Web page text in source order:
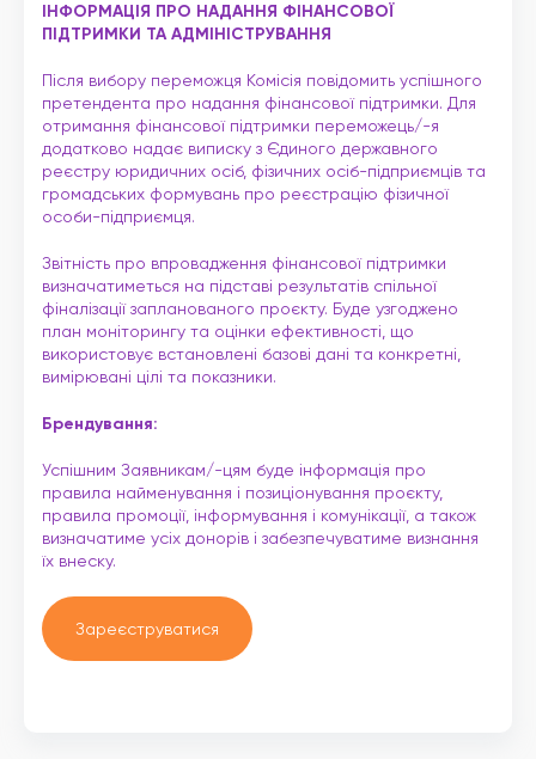
ІНФОРМАЦІЯ ПРО НАДАННЯ ФІНАНСОВОЇ
ПІДТРИМКИ ТА АДМІНІСТРУВАННЯ
Після вибору переможця Комісія повідомить успішного
претендента про надання фінансової підтримки. Для
отримання фінансової підтримки переможець/-я
додатково надає виписку з Єдиного державного
реєстру юридичних осіб, фізичних осіб-підприємців та
громадських формувань про реєстрацію фізичної
особи-підприємця.
Звітність про впровадження фінансової підтримки
визначатиметься на підставі результатів спільної
фіналізації запланованого проєкту. Буде узгоджено
план моніторингу та оцінки ефективності, що
використовує встановлені базові дані та конкретні,
вимірювані цілі та показники.
Брендування:
Успішним Заявникам/-цям буде інформація про
правила найменування і позиціонування проєкту,
правила промоції, інформування і комунікації, а також
визначатиме усіх донорів і забезпечуватиме визнання
їх внеску.
Зареєструватися